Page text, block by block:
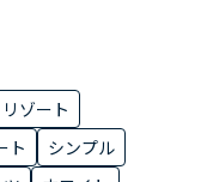
リゾート
ト
シンプル